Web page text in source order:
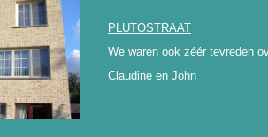
PLUTOSTRAAT
We waren ook zéér tevreden
Claudine en John